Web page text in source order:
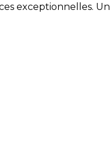
exceptionnelles. Un